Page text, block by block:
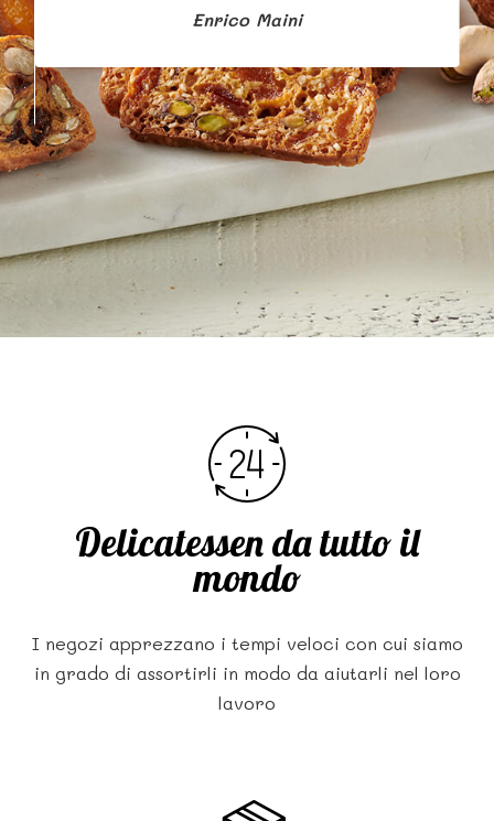
Enrico Maini
Delicatessen da tutto il
mondo
I negozi apprezzano i tempi veloci con cui siamo
in grado di assortirli in modo da aiutarli nel loro
lavoro